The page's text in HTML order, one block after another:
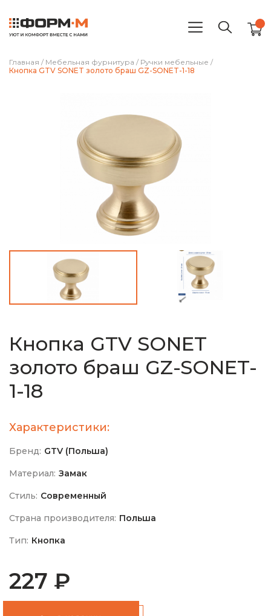
Главная / Мебельная фурнитура / Ручки мебельные /
Кнопка GTV SONET золото браш GZ-SONET-1-18
Кнопка GTV SONET
золото браш GZ-SONET-
1-18
Характеристики:
Бренд: GTV (Польша)
Материал: Замак
Стиль: Современный
Страна производителя: Польша
Тип: Кнопка
227 ₽